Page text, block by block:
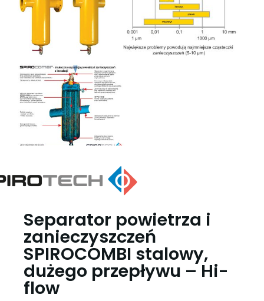
Separator powietrza i
zanieczyszczeń
SPIROCOMBI stalowy,
dużego przepływu – Hi-
flow